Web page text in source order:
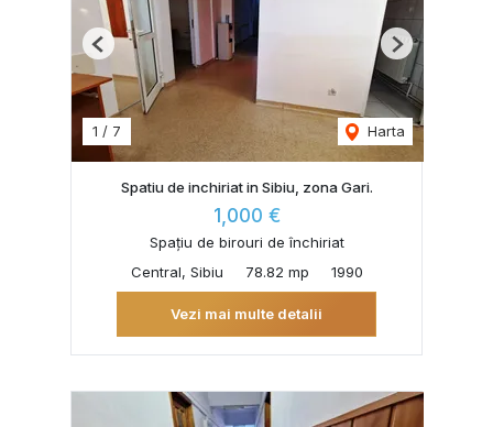
1 / 7 Harta
Previous Next
Spatiu de inchiriat in Sibiu, zona Gari.
1,000 €
Spațiu de birouri de închiriat
Central, Sibiu
78.82 mp 1990
Vezi mai multe detalii